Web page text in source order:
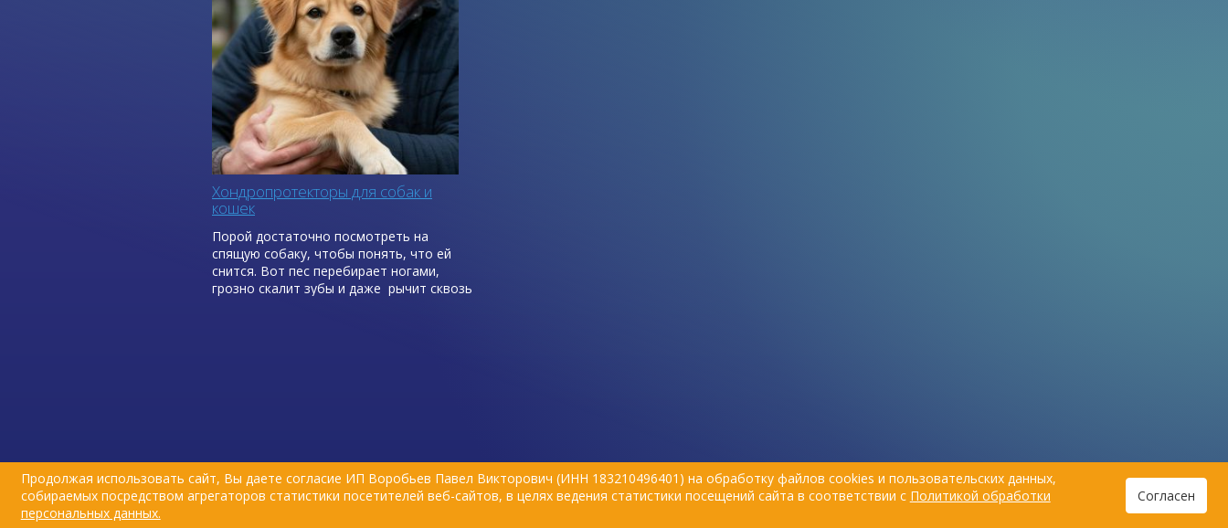
Продолжая использовать сайт, Вы даете согласие ИП Воробьев Павел Викторович (ИНН 183210496401) на обработку файлов cookies и пользовательских данных,
собираемых посредством агрегаторов статистики посетителей веб-сайтов, в целях ведения статистики посещений сайта в соответствии с Политикой обработки
персональных данных.
Согласен
Хондропротекторы для собак и
кошек
Порой достаточно посмотреть на
спящую собаку, чтобы понять, что ей
снится. Вот пес перебирает ногами,
грозно скалит зубы и даже рычит сквозь